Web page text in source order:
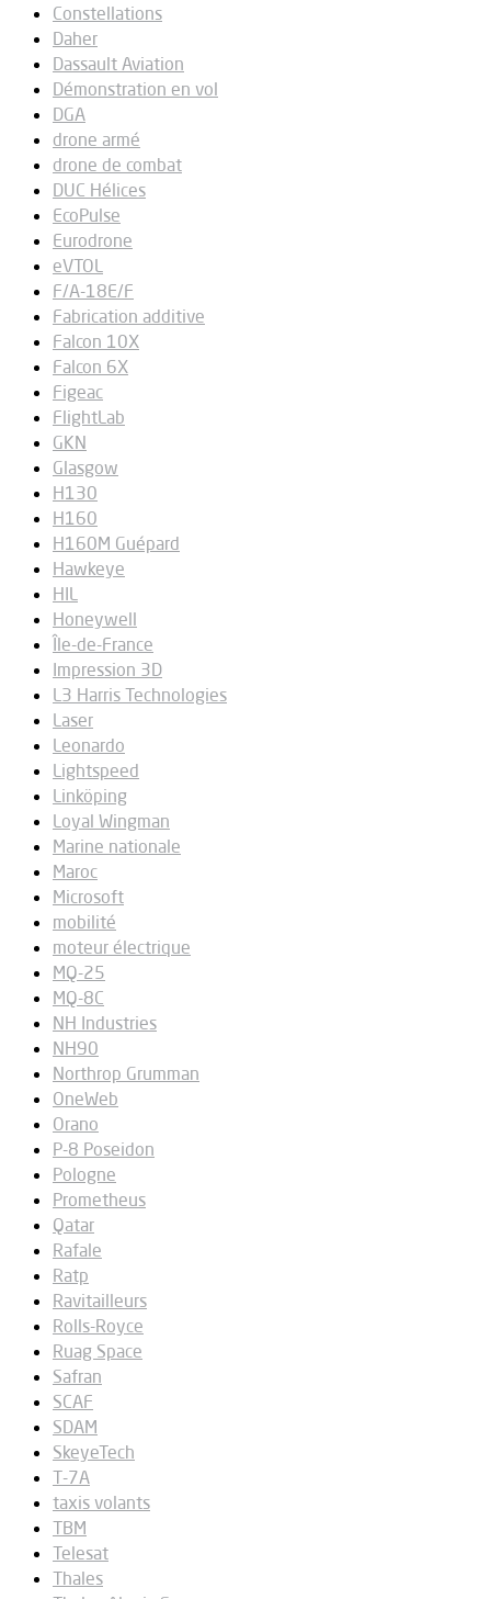
Constellations
Daher
Dassault Aviation
Démonstration en vol
DGA
drone armé
drone de combat
DUC Hélices
EcoPulse
Eurodrone
eVTOL
F/A-18E/F
Fabrication additive
Falcon 10X
Falcon 6X
Figeac
FlightLab
GKN
Glasgow
H130
H160
H160M Guépard
Hawkeye
HIL
Honeywell
Île-de-France
Impression 3D
L3 Harris Technologies
Laser
Leonardo
Lightspeed
Linköping
Loyal Wingman
Marine nationale
Maroc
Microsoft
mobilité
moteur électrique
MQ-25
MQ-8C
NH Industries
NH90
Northrop Grumman
OneWeb
Orano
P-8 Poseidon
Pologne
Prometheus
Qatar
Rafale
Ratp
Ravitailleurs
Rolls-Royce
Ruag Space
Safran
SCAF
SDAM
SkeyeTech
T-7A
taxis volants
TBM
Telesat
Thales